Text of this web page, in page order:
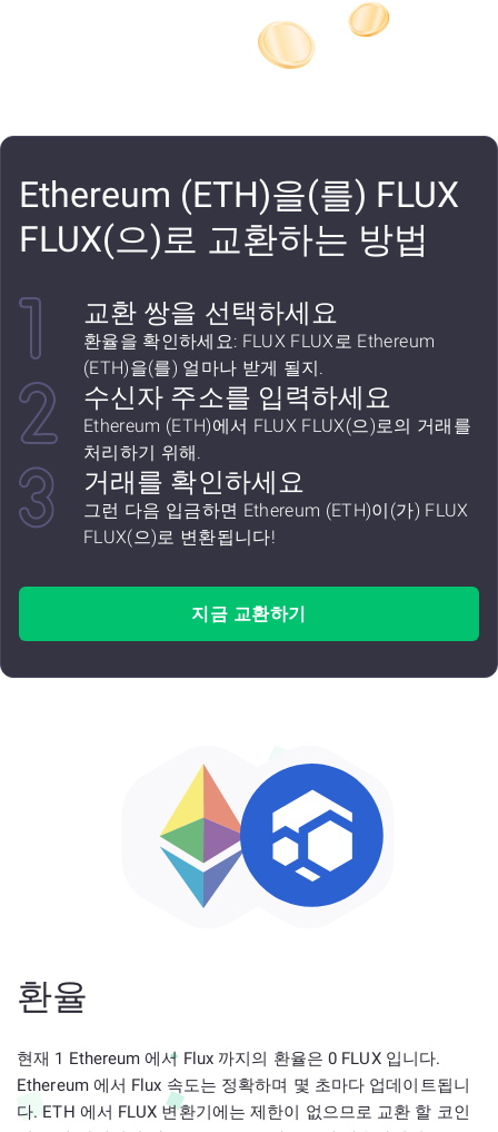
Ethereum (ETH)을(를) FLUX
FLUX(으)로 교환하는 방법
교환 쌍을 선택하세요
환율을 확인하세요: FLUX FLUX로 Ethereum
(ETH)을(를) 얼마나 받게 될지.
수신자 주소를 입력하세요
Ethereum (ETH)에서 FLUX FLUX(으)로의 거래를
처리하기 위해.
거래를 확인하세요
그런 다음 입금하면 Ethereum (ETH)이(가) FLUX
FLUX(으)로 변환됩니다!
지금 교환하기
환율
현재 1 Ethereum 에서 Flux 까지의 환율은 0 FLUX 입니다.
Ethereum 에서 Flux 속도는 정확하며 몇 초마다 업데이트됩니
다. ETH 에서 FLUX 변환기에는 제한이 없으므로 교환 할 코인